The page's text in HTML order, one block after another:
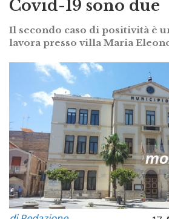
Il secondo caso di positività è
lavora presso villa Maria
di Redazione
17